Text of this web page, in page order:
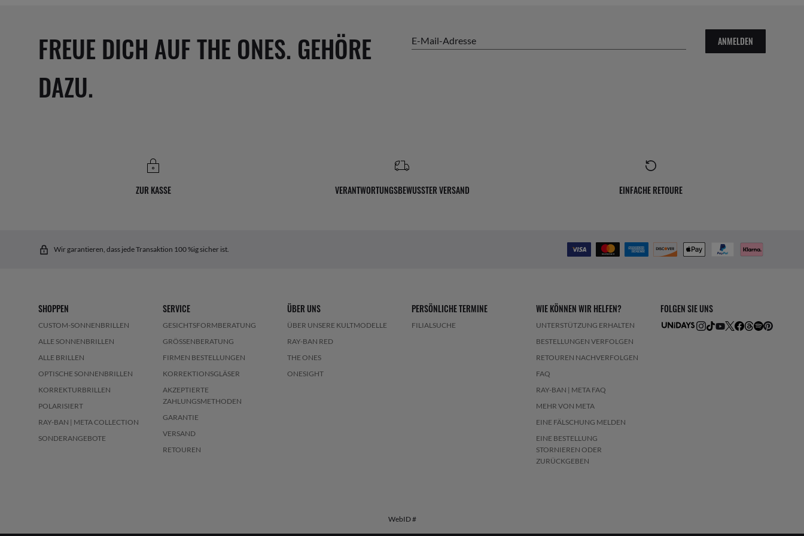
FREUE DICH AUF THE ONES. GEHÖRE
DAZU.
E-Mail-Adresse ANMELDEN
ZUR KASSE VERANTWORTUNGSBEWUSSTER VERSAND EINFACHE RETOURE
Wir garantieren, dass jede Transaktion 100 %ig sicher ist.
SHOPPEN
CUSTOM-SONNENBRILLEN
ALLE SONNENBRILLEN
ALLE BRILLEN
OPTISCHE SONNENBRILLEN
KORREKTURBRILLEN
POLARISIERT
RAY-BAN | META COLLECTION
SONDERANGEBOTE
SERVICE
GESICHTSFORMBERATUNG
GRÖSSENBERATUNG
FIRMEN BESTELLUNGEN
KORREKTIONSGLÄSER
AKZEPTIERTE
ZAHLUNGSMETHODEN
GARANTIE
VERSAND
RETOUREN
ÜBER UNS
ÜBER UNSERE KULTMODELLE
RAY-BAN RED
THE ONES
ONESIGHT
PERSÖNLICHE TERMINE
FILIALSUCHE
WIE KÖNNEN WIR HELFEN?
UNTERSTÜTZUNG ERHALTEN
BESTELLUNGEN VERFOLGEN
RETOUREN NACHVERFOLGEN
FAQ
RAY-BAN | META FAQ
MEHR VON META
EINE FÄLSCHUNG MELDEN
EINE BESTELLUNG
STORNIEREN ODER
ZURÜCKGEBEN
FOLGEN SIE UNS
WebID #